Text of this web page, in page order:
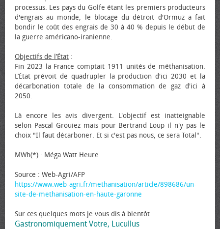
processus. Les pays du Golfe étant les premiers producteurs
d'engrais au monde, le blocage du détroit d'Ormuz a fait
bondir le coût des engrais de 30 à 40 % depuis le début de
la guerre américano-iranienne.
Objectifs de l’État :
Fin 2023 la France comptait 1911 unités de méthanisation.
L’État prévoit de quadrupler la production d'ici 2030 et la
décarbonation totale de la consommation de gaz d'ici à
2050.
Là encore les avis divergent. L'objectif est inatteignable
selon Pascal Grouiez mais pour Bertrand Loup il n'y pas le
choix "Il faut décarboner. Et si c'est pas nous, ce sera Total".
MWh(*) : Méga Watt Heure
Source : Web-Agri/AFP
https://www.web-agri.fr/methanisation/article/898686/un-
site-de-methanisation-en-haute-garonne
Sur ces quelques mots je vous dis à bientôt
Gastronomiquement Votre, Lucullus